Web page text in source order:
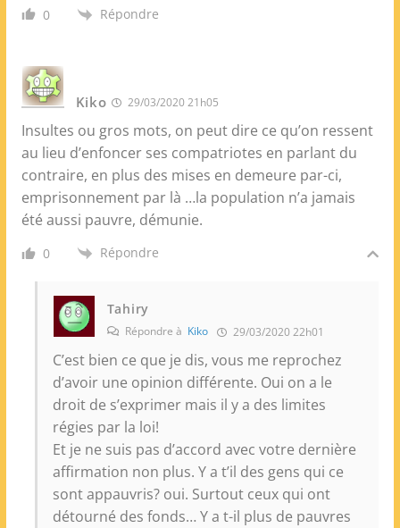
0 Répondre
Kiko 29/03/2020 21h05
Insultes ou gros mots, on peut dire ce qu’on ressent
au lieu d’enfoncer ses compatriotes en parlant du
contraire, en plus des mises en demeure par-ci,
emprisonnement par là …la population n’a jamais
été aussi pauvre, démunie.
0 Répondre
Tahiry
Répondre à Kiko 29/03/2020 22h01
C’est bien ce que je dis, vous me reprochez
d’avoir une opinion différente. Oui on a le
droit de s’exprimer mais il y a des limites
régies par la loi!
Et je ne suis pas d’accord avec votre dernière
affirmation non plus. Y a t’il des gens qui ce
sont appauvris? oui. Surtout ceux qui ont
détourné des fonds… Y a t-il plus de pauvres